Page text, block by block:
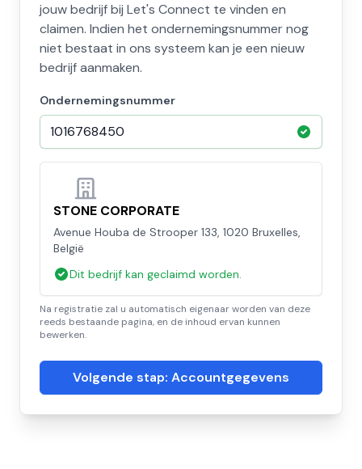
jouw bedrijf bij Let's Connect te vinden en
claimen. Indien het ondernemingsnummer nog
niet bestaat in ons systeem kan je een nieuw
bedrijf aanmaken.
Ondernemingsnummer
STONE CORPORATE
Avenue Houba de Strooper 133, 1020 Bruxelles,
België
Dit bedrijf kan geclaimd worden.
Na registratie zal u automatisch eigenaar worden van deze
reeds bestaande pagina, en de inhoud ervan kunnen
bewerken.
Volgende stap: Accountgegevens